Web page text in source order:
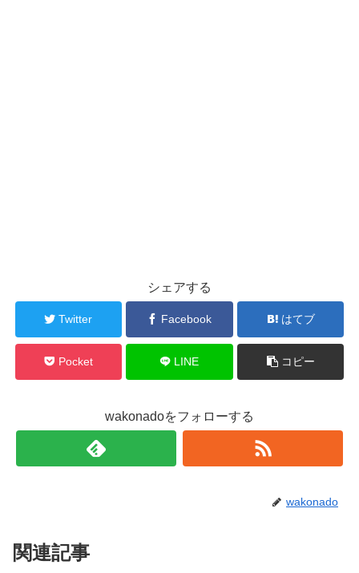
シェアする
Twitter Facebook はてブ
Pocket LINE コピー
wakonadoをフォローする
wakonado
関連記事